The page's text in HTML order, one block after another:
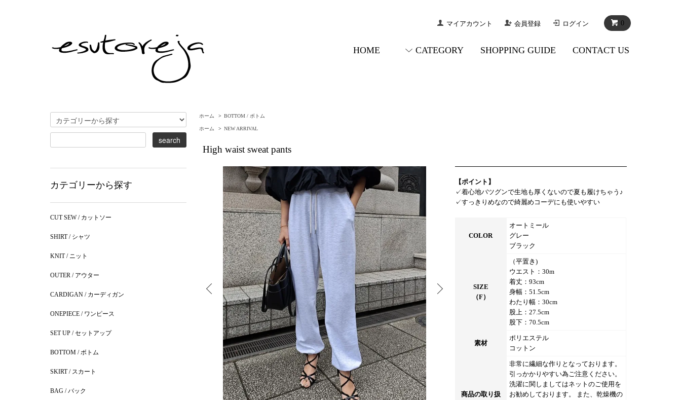
0
マイアカウント 会員登録 ログイン
HOME CATEGORY SHOPPING GUIDE CONTACT US
ホーム > BOTTOM / ボトム
ホーム > NEW ARRIVAL
High waist sweat pants
【ポイント】
✓着心地バツグンで生地も厚くないので夏も履けちゃう♪
✓すっきりめなので綺麗めコーデにも使いやすい
COLOR
オートミール
グレー
ブラック
SIZE
（F）
（平置き)
ウエスト：30m
着丈：93cm
身幅：51.5cm
わたり幅：30cm
股上：27.5cm
股下：70.5cm
素材
ポリエステル
コットン
商品の取り扱
非常に繊細な作りとなっております。
引っかかりやすい為ご注意ください。
洗濯に関しましてはネットのご使用を
お勧めしております。 また、乾燥機の
カテゴリーから探す
CUT SEW / カットソー
SHIRT / シャツ
KNIT / ニット
OUTER / アウター
CARDIGAN / カーディガン
ONEPIECE / ワンピース
SET UP / セットアップ
BOTTOM / ボトム
SKIRT / スカート
BAG / バック